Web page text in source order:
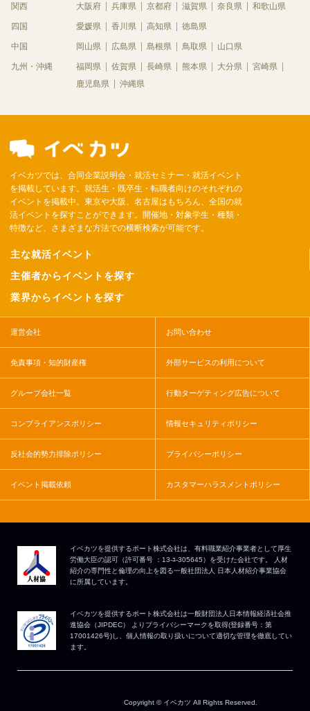
関西 大阪府 兵庫県 京都府 滋賀県 奈良県 和歌山県
四国 愛媛県 香川県 高知県 徳島県
中国 岡山県 広島県 島根県 鳥取県 山口県
九州・沖縄 福岡県 佐賀県 長崎県 熊本県 大分県
宮崎県
鹿児島県
沖縄県
イベカツでは、合同企業説明会・就活セミナー・就活イベント
を掲載しています。就活生・既卒生・転職者向けのそれぞれの
イベントを掲載中。東京や大阪、名古屋はもちろん、全国の就
活イベントを探すことができます。開催地・対象学生・種類・
特徴など、さまざまな方法での横断検索が可能です。
主な就活イベント
主催者からイベントを探す
業界からイベントを探す
運営会社 お問い合わせ
免責事項・知的財産権 外部サービスの利用について
グループ会社一覧 行動ターゲティング広告について
コンプライアンスポリシー 情報セキュリティポリシー
反社会的勢力排除ポリシー プライバシーポリシー
イベント掲載依頼 カスタマーハラスメントポリシー